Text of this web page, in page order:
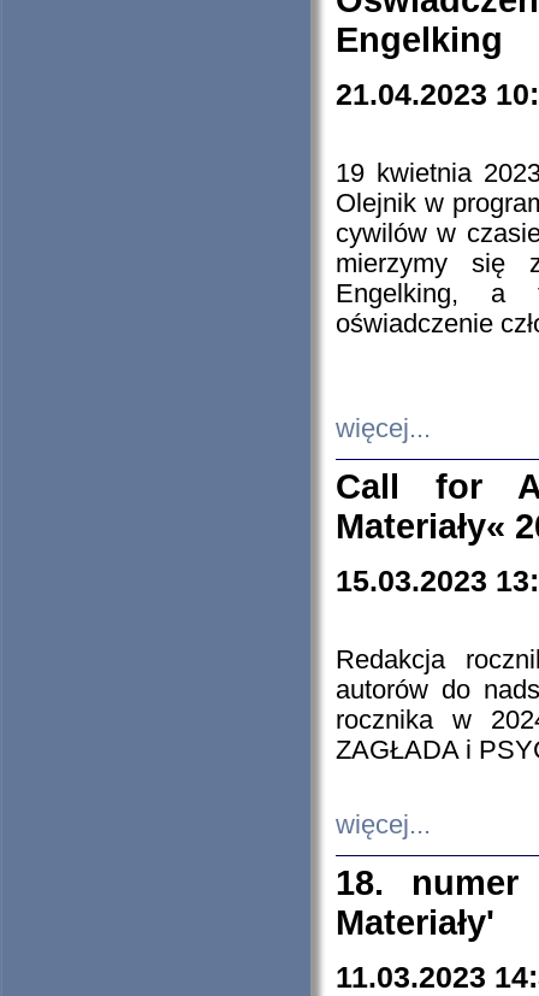
Engelking
21.04.2023
19 kwietnia
Olejnik w
cywilów w
mierzymy się
Engelking, a
oświadczenie
więcej...
Call for
Materiały«
15.03.2023
Redakcja
autorów do
rocznika w
ZAGŁADA i
więcej...
18. numer
Materiały'
11.03.2023